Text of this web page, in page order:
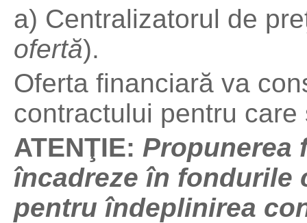
a) Centralizatorul de
ofertă).
Oferta financiară va
contractului pentru
ATENŢIE: Propunerea
încadreze în fondurile
pentru îndeplinirea